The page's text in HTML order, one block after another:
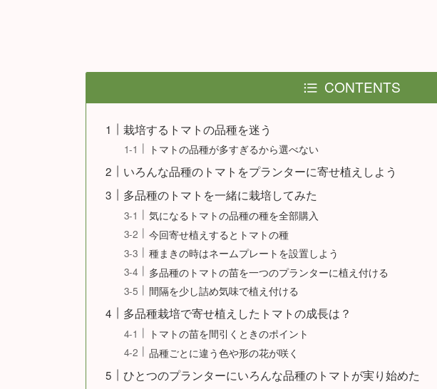
CONTENTS
栽培するトマトの品種を迷う
トマトの品種が多すぎるから選べない
いろんな品種のトマトをプランターに寄せ植えしよう
多品種のトマトを一緒に栽培してみた
気になるトマトの品種の種を全部購入
今回寄せ植えするとトマトの種
種まきの時はネームプレートを設置しよう
多品種のトマトの苗を一つのプランターに植え付ける
間隔を少し詰め気味で植え付ける
多品種栽培で寄せ植えしたトマトの成長は？
トマトの苗を間引くときのポイント
品種ごとに違う色や形の花が咲く
ひとつのプランターにいろんな品種のトマトが実り始めた